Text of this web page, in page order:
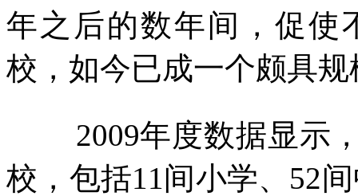
年之后的数年间，促使
校，如今已成一个颇具
2009年度数据显示
校，包括11间小学、 52